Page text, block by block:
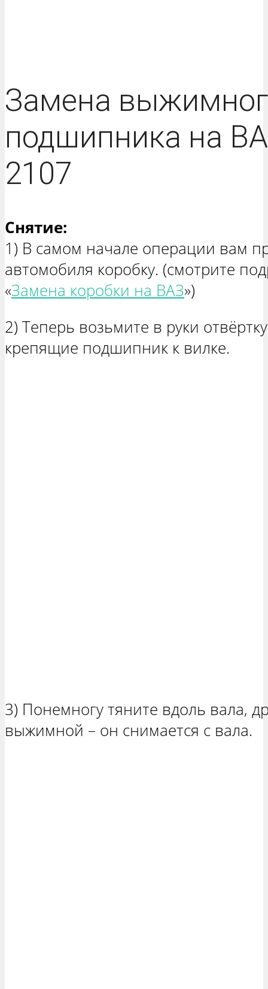
Замена
подшипника на
2107
Снятие:
1) В самом начале операции вам
автомобиля коробку. (смотрите
«Замена коробки на ВАЗ»)
2) Теперь возьмите в руки
крепящие подшипник к вилке.
3) Понемногу тяните вдоль вала,
выжимной – он снимается с вала.